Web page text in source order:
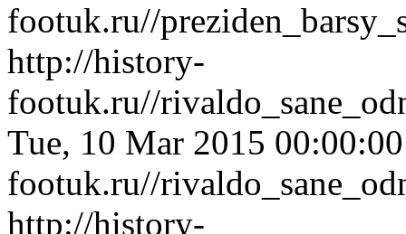
footuk.ru//
http://history-
footuk.ru//
Tue, 10 Mar 2015
footuk.ru//
http://history-